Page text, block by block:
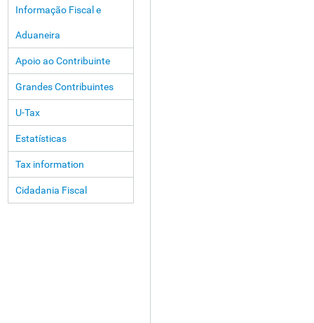
Informação Fiscal e
Aduaneira
Apoio ao Contribuinte
Grandes Contribuintes
U-Tax
Estatísticas
Tax information
Cidadania Fiscal